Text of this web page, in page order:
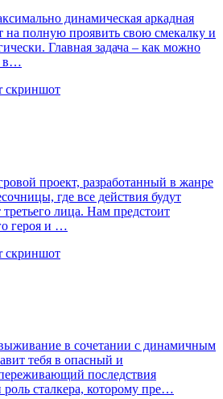
динамическая аркадная
на полную проявить свою смекалку и
Главная задача – как можно
в…
проект, разработанный в жанре
где все действия будут
лица. Нам предстоит
героя и …
в сочетании с динамичным
тебя в опасный и
последствия
сталкера, которому пре…